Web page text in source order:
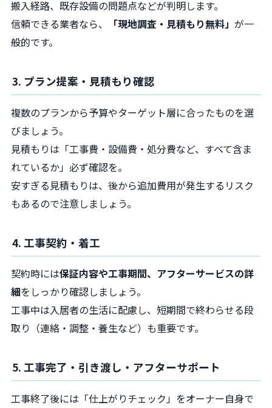
搬入経路、既存設備の問題点などが判明します。
信頼できる業者なら、
「現地調査・見積もり無料」 が一
般的です。
3. プラン提案・見積もり確認
複数のプランから予算やターゲット層に合ったものを選
びましょう。
見積もりは「工事費・設備費・処分費など、すべて含ま
れているか」必ず確認を。
安すぎる見積もりは、後から追加費用が発生するリスク
もあるので注意しましょう。
4. 工事契約・着工
契約時には保証内容や工事期間、アフターサービスの詳
細をしっかり確認しましょう。
工事中は入居者の生活に配慮し、短期間で終わらせる段
取り（連絡・調整・養生など）も重要です。
5. 工事完了・引き渡し・アフターサポート
工事終了後には「仕上がりチェック」をオーナー自身で